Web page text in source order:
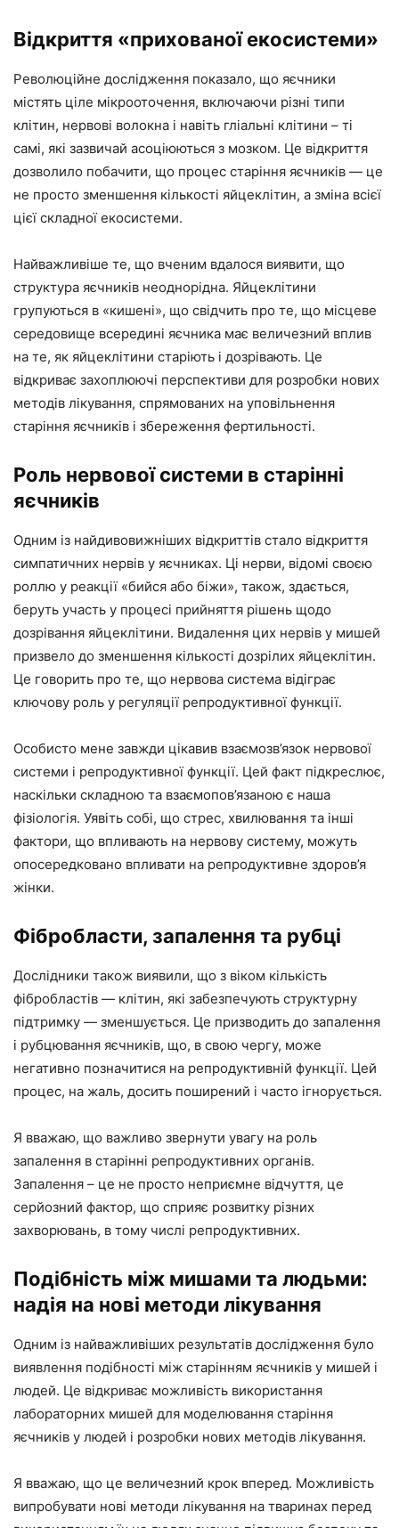
Відкриття «прихованої екосистеми»
Революційне дослідження показало, що яєчники
містять ціле мікрооточення, включаючи різні типи
клітин, нервові волокна і навіть гліальні клітини – ті
самі, які зазвичай асоціюються з мозком. Це відкриття
дозволило побачити, що процес старіння яєчників — це
не просто зменшення кількості яйцеклітин, а зміна всієї
цієї складної екосистеми.
Найважливіше те, що вченим вдалося виявити, що
структура яєчників неоднорідна. Яйцеклітини
групуються в «кишені», що свідчить про те, що місцеве
середовище всередині яєчника має величезний вплив
на те, як яйцеклітини старіють і дозрівають. Це
відкриває захоплюючі перспективи для розробки нових
методів лікування, спрямованих на уповільнення
старіння яєчників і збереження фертильності.
Роль нервової системи в старінні
яєчників
Одним із найдивовижніших відкриттів стало відкриття
симпатичних нервів у яєчниках. Ці нерви, відомі своєю
роллю у реакції «бийся або біжи», також, здається,
беруть участь у процесі прийняття рішень щодо
дозрівання яйцеклітини. Видалення цих нервів у мишей
призвело до зменшення кількості дозрілих яйцеклітин.
Це говорить про те, що нервова система відіграє
ключову роль у регуляції репродуктивної функції.
Особисто мене завжди цікавив взаємозв’язок нервової
системи і репродуктивної функції. Цей факт підкреслює,
наскільки складною та взаємопов’язаною є наша
фізіологія. Уявіть собі, що стрес, хвилювання та інші
фактори, що впливають на нервову систему, можуть
опосередковано впливати на репродуктивне здоров’я
жінки.
Фібробласти, запалення та рубці
Дослідники також виявили, що з віком кількість
фібробластів — клітин, які забезпечують структурну
підтримку — зменшується. Це призводить до запалення
і рубцювання яєчників, що, в свою чергу, може
негативно позначитися на репродуктивній функції. Цей
процес, на жаль, досить поширений і часто ігнорується.
Я вважаю, що важливо звернути увагу на роль
запалення в старінні репродуктивних органів.
Запалення – це не просто неприємне відчуття, це
серйозний фактор, що сприяє розвитку різних
захворювань, в тому числі репродуктивних.
Подібність між мишами та людьми:
надія на нові методи лікування
Одним із найважливіших результатів дослідження було
виявлення подібності між старінням яєчників у мишей і
людей. Це відкриває можливість використання
лабораторних мишей для моделювання старіння
яєчників у людей і розробки нових методів лікування.
Я вважаю, що це величезний крок вперед. Можливість
випробувати нові методи лікування на тваринах перед